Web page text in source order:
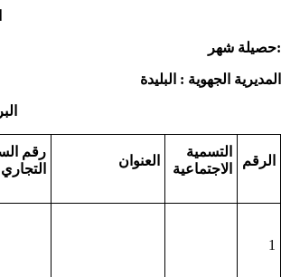
حصيلة شهر:
المديرية الجهوية : البليدة
الرقم
التسمية
الاجتماعية
العنوان
رقم
التجاري
1